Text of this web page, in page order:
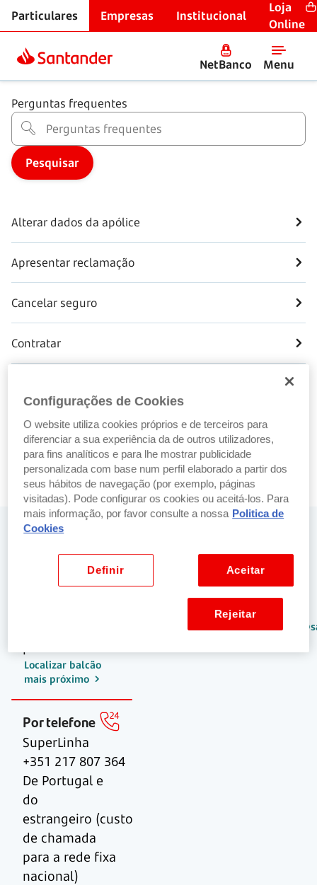
Particulares Empresas Institucional
Loja
Online
NetBanco Menu
Seguros
Seguro de acidentes pessoais
Perguntas frequentes
Alterar dados da apólice
Apresentar reclamação
Cancelar seguro
Contratar
Pedir apólice
Saber mais sobre o grau de invalidez
Precisa de ajuda? Fale connosco
Encontre o
Localizar balcão
mais próximo
Por email
Envie-nos um
email para:
Por telefone
SuperLinha
+351 217 807 364
De Portugal e
do
estrangeiro (custo
de chamada
para a rede fixa
nacional)
Configurações de Cookies
O website utiliza cookies próprios e de terceiros para
diferenciar a sua experiência da de outros utilizadores,
para fins analíticos e para lhe mostrar publicidade
personalizada com base num perfil elaborado a partir dos
seus hábitos de navegação (por exemplo, páginas
visitadas). Pode configurar os cookies ou aceitá-los. Para
mais informação, por favor consulte a nossa Politica de
Cookies
Aceitar
Definir
Rejeitar